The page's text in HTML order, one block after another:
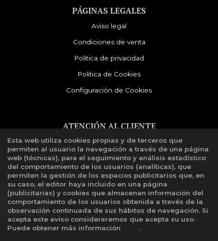
PÁGINAS LEGALES
Aviso legal
Condiciones de venta
Política de privacidad
Política de Cookies
Configuración de Cookies
ATENCIÓN AL CLIENTE
Quiénes somos
Libro de reclamaciones
Esta web utiliza cookies propias y de terceros que
permiten al usuario la navegación a través de una página
web (técnicas), para el seguimiento y análisis estadístico
del comportamiento de los usuarios (analíticas), que
permiten la gestión de los espacios publicitarios que, en
su caso, el editor haya incluido en una página
(publicitarias) y cookies que almacenan información del
comportamiento de los usuarios obtenida a través de la
observación continuada de sus hábitos de navegación. Si
acepta este aviso consideraremos que acepta su uso.
Puede obtener más información
.